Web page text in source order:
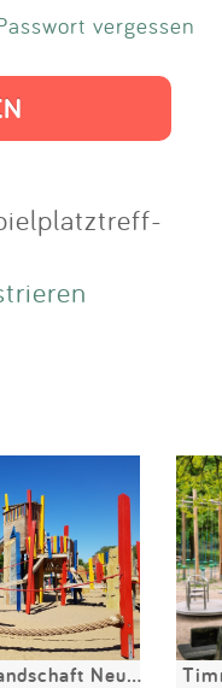
vergessen
Spiellandschaft Neuland-Park